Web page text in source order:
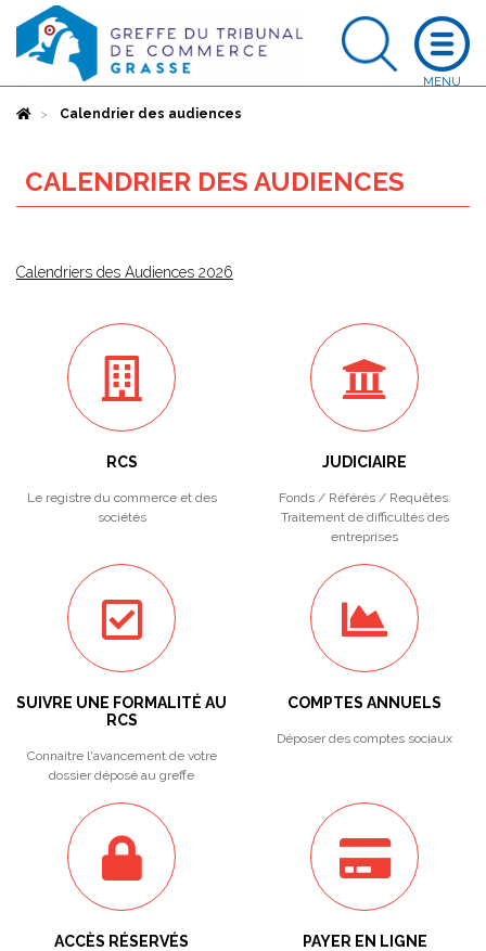
AccueilCalendrier des audiences
CALENDRIER DES AUDIENCES
Calendriers des Audiences 2026
RCS
Le registre du commerce et des
sociétés
JUDICIAIRE
Fonds / Référés / Requêtes.
Traitement de difficultés des
entreprises
SUIVRE UNE FORMALITÉ AU
RCS
Connaitre l'avancement de votre
dossier déposé au greffe
COMPTES ANNUELS
Déposer des comptes sociaux
ACCÈS RÉSERVÉS PAYER EN LIGNE